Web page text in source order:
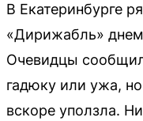
В Екатеринбурге
«Дирижабль»
Очевидцы
гадюку или ужа,
вскоре уползла.